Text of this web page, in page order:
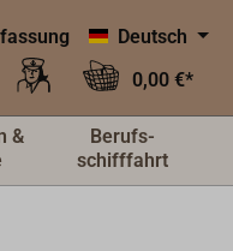
Deutsch
0,00 €*
&
Berufs-
schifffahrt